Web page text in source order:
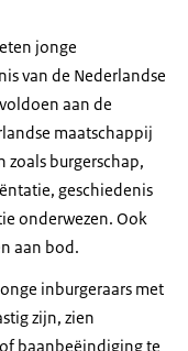
jonge
van de Nederlandse
aan de
maatschappij
burgerschap,
geschiedenis
onderwezen. Ook
aan bod.
inburgeraars met
zijn, zien
baanbeëindiging te